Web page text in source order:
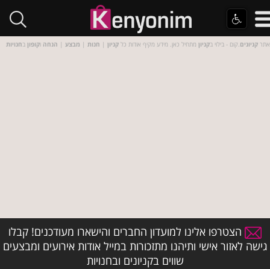
אתר קניונים.קום - בילוי בקניון מתחיל כאן. מידע מקיף אודות כל קניון | חנות | מבצע | הנחה וקופון בחנויות
הצטרפו אלינו למועדון החברים והישארו מעודכנים! קבלו
גישה לאזור אישי ותיהנו מתזכורות במייל אודות אירועים ומבצעים
שווים בקניונים ובחנויות